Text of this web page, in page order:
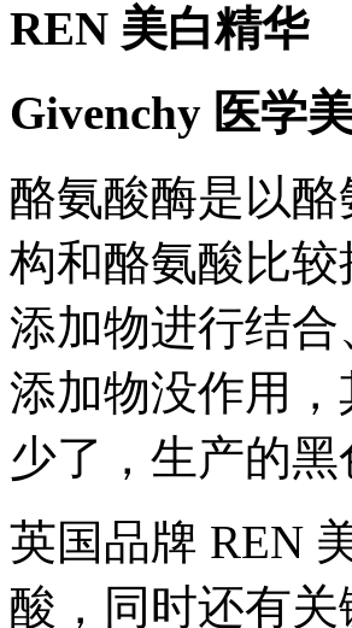
REN 美白精华
Givenchy 医学
酪氨酸酶是以
构和酪氨酸比
添加物进行结
添加物没作用
少了，生产的
英国品牌 REN
酸，同时还有